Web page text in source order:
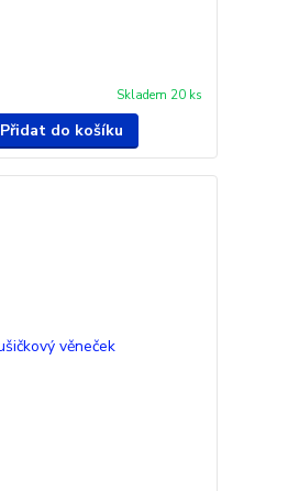
Skladem 20 ks
Přidat do košíku